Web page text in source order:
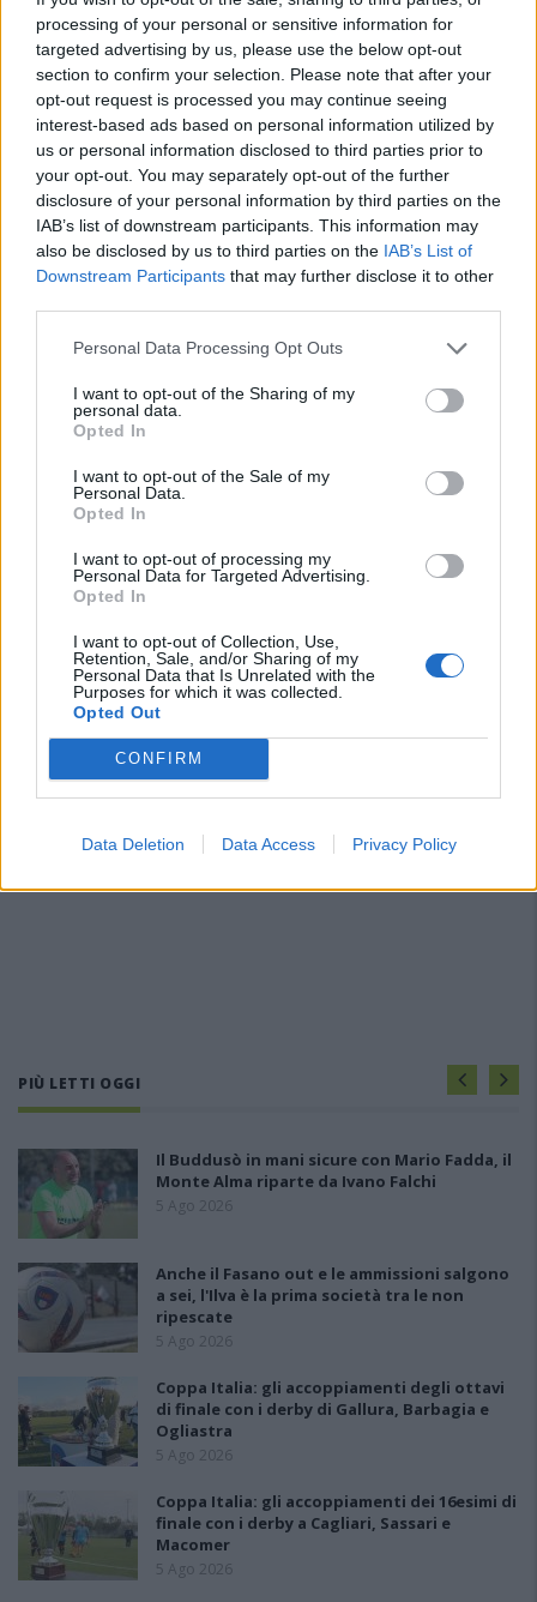
processing of your personal or sensitive information for
targeted advertising by us, please use the below opt-out
section to confirm your selection. Please note that after your
opt-out request is processed you may continue seeing
interest-based ads based on personal information utilized by
us or personal information disclosed to third parties prior to
your opt-out. You may separately opt-out of the further
disclosure of your personal information by third parties on the
IAB’s list of downstream participants. This information may
also be disclosed by us to third parties on the IAB’s List of
Downstream Participants that may further disclose it to other
Personal Data Processing Opt Outs
I want to opt-out of the Sharing of my
personal data.
Opted In
I want to opt-out of the Sale of my
Personal Data.
Opted In
I want to opt-out of processing my
Personal Data for Targeted Advertising.
Opted In
I want to opt-out of Collection, Use,
Retention, Sale, and/or Sharing of my
Personal Data that Is Unrelated with the
Purposes for which it was collected.
Opted Out
CONFIRM
Data Deletion Data Access Privacy Policy
dei giocatori»
31 Lug 2026
Nuorese, parte la programmazione:
Francesco Cattide è il nuovo tecnico
29 Lug 2026
PIÙ LETTI OGGI
Il Buddusò in mani sicure con Mario Fadda, il
Monte Alma riparte da Ivano Falchi
5 Ago 2026
Anche il Fasano out e le ammissioni salgono
a sei, l'Ilva è la prima società tra le non
ripescate
5 Ago 2026
Coppa Italia: gli accoppiamenti degli ottavi
di finale con i derby di Gallura, Barbagia e
Ogliastra
5 Ago 2026
Coppa Italia: gli accoppiamenti dei 16esimi di
finale con i derby a Cagliari, Sassari e
Macomer
5 Ago 2026